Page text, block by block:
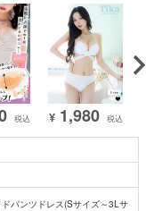
税込 ¥ 1,980 税込
パンツドレス(Sサイズ～3Lサ